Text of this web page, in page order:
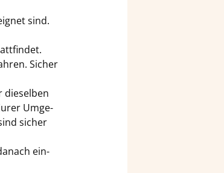
sind.
Si­cher
die­sel­ben
Um­ge­
si­cher
ein­